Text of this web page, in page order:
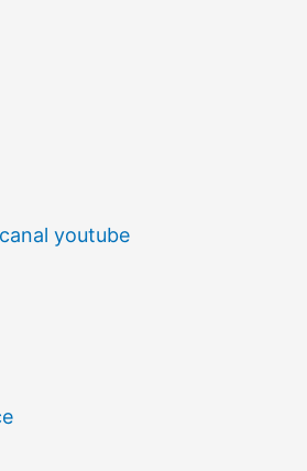
youtube